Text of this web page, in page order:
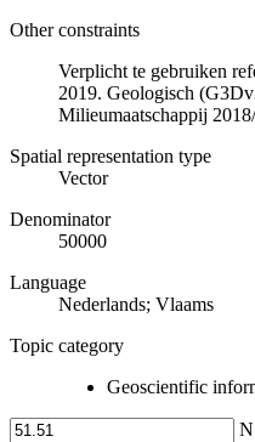
Other constraints
Verplicht te gebruiken
2019. Geologisch
Milieumaatschappij
Spatial representation type
Vector
Denominator
50000
Language
Nederlands; Vlaams
Topic category
Geoscientific
N